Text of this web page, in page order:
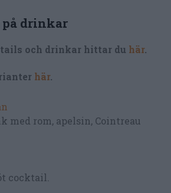
på drinkar
och drinkar hittar du här.
här.
med rom, apelsin, Cointreau
cocktail.